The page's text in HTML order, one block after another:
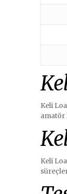
Keli
amatör
Keli